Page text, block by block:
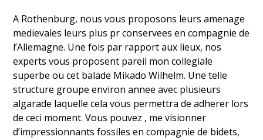
A Rothenburg, nous vous proposons leurs amenage
medievales leurs plus pr conservees en compagnie de
l’Allemagne. Une fois par rapport aux lieux, nos
experts vous proposent pareil mon collegiale
superbe ou cet balade Mikado Wilhelm. Une telle
structure groupe environ annee avec plusieurs
algarade laquelle cela vous permettra de adherer lors
de ceci moment. Vous pouvez , me visionner
d’impressionnants fossiles en compagnie de bidets,